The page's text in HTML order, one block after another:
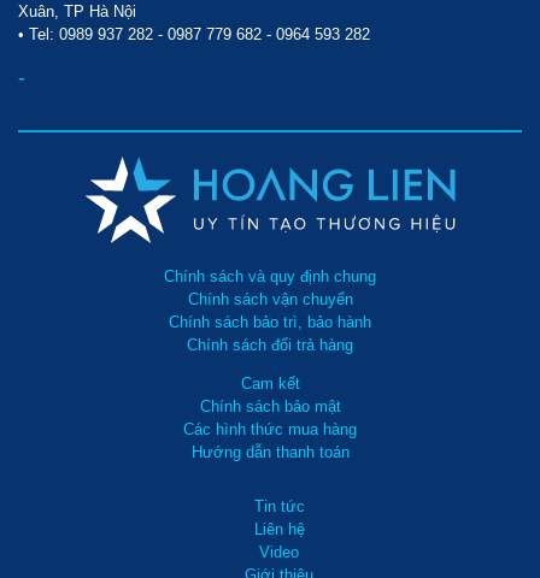
Xuân, TP Hà Nội
• Tel: 0989 937 282 - 0987 779 682 - 0964 593 282
-
Chính sách và quy định chung
Chính sách vận chuyển
Chính sách bảo trì, bảo hành
Chính sách đổi trả hàng
Cam kết
Chính sách bảo mật
Các hình thức mua hàng
Hướng dẫn thanh toán
Tin tức
Liên hệ
Video